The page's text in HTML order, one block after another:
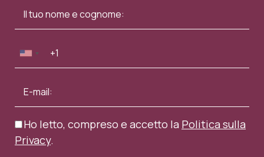
Ho letto, compreso e accetto la Politica sulla
Privacy.